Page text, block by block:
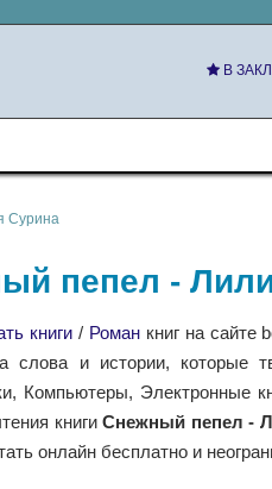
В
Сурина
пепел -
книги / Роман книг на сайте
и истории, которые
Электронные
книги Снежный пепел -
онлайн бесплатно и